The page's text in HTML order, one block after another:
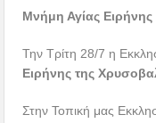
Μνήμη Αγίας
Την Τρίτη 28/7 η
Ειρήνης της
Στην Τοπική μας